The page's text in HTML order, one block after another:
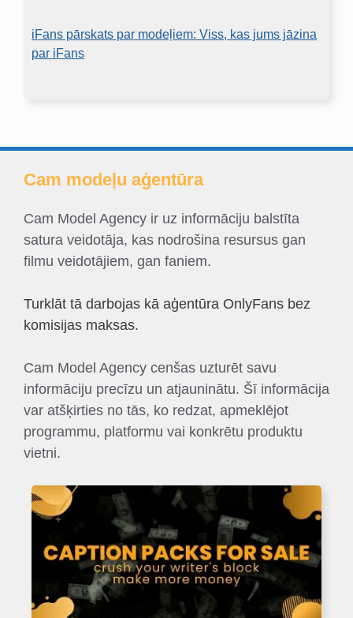
iFans pārskats par modeļiem: Viss, kas jums jāzina
par iFans
Cam modeļu aģentūra
Cam Model Agency ir uz informāciju balstīta
satura veidotāja, kas nodrošina resursus gan
filmu veidotājiem, gan faniem.
Turklāt tā darbojas kā aģentūra OnlyFans bez
komisijas maksas.
Cam Model Agency cenšas uzturēt savu
informāciju precīzu un atjauninātu. Šī informācija
var atšķirties no tās, ko redzat, apmeklējot
programmu, platformu vai konkrētu produktu
vietni.